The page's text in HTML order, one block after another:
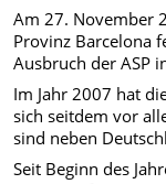
Am 27. November
Provinz Barcelona
Ausbruch der ASP
Im Jahr 2007 hat
sich seitdem vor
sind neben
Seit Beginn des